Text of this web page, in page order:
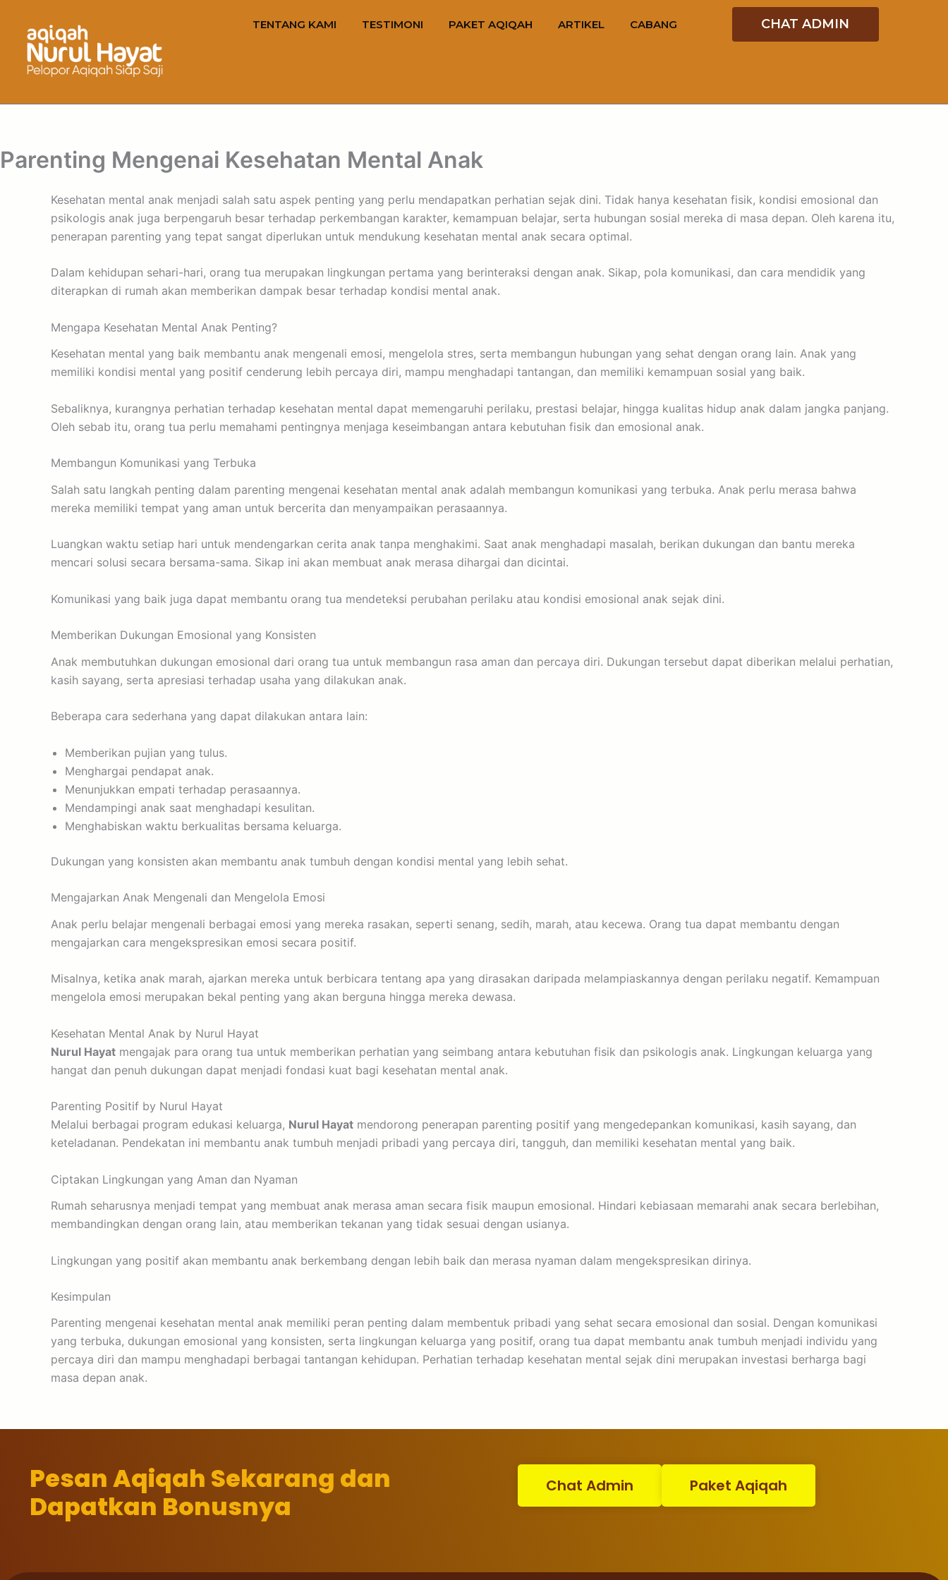
TENTANG KAMI TESTIMONI PAKET AQIQAH ARTIKEL CABANG CHAT ADMIN
Parenting Mengenai Kesehatan Mental Anak
Kesehatan mental anak menjadi salah satu aspek penting yang perlu mendapatkan perhatian sejak dini. Tidak hanya kesehatan fisik, kondisi emosional dan
psikologis anak juga berpengaruh besar terhadap perkembangan karakter, kemampuan belajar, serta hubungan sosial mereka di masa depan. Oleh karena itu,
penerapan parenting yang tepat sangat diperlukan untuk mendukung kesehatan mental anak secara optimal.
Dalam kehidupan sehari-hari, orang tua merupakan lingkungan pertama yang berinteraksi dengan anak. Sikap, pola komunikasi, dan cara mendidik yang
diterapkan di rumah akan memberikan dampak besar terhadap kondisi mental anak.
Mengapa Kesehatan Mental Anak Penting?
Kesehatan mental yang baik membantu anak mengenali emosi, mengelola stres, serta membangun hubungan yang sehat dengan orang lain. Anak yang
memiliki kondisi mental yang positif cenderung lebih percaya diri, mampu menghadapi tantangan, dan memiliki kemampuan sosial yang baik.
Sebaliknya, kurangnya perhatian terhadap kesehatan mental dapat memengaruhi perilaku, prestasi belajar, hingga kualitas hidup anak dalam jangka panjang.
Oleh sebab itu, orang tua perlu memahami pentingnya menjaga keseimbangan antara kebutuhan fisik dan emosional anak.
Membangun Komunikasi yang Terbuka
Salah satu langkah penting dalam parenting mengenai kesehatan mental anak adalah membangun komunikasi yang terbuka. Anak perlu merasa bahwa
mereka memiliki tempat yang aman untuk bercerita dan menyampaikan perasaannya.
Luangkan waktu setiap hari untuk mendengarkan cerita anak tanpa menghakimi. Saat anak menghadapi masalah, berikan dukungan dan bantu mereka
mencari solusi secara bersama-sama. Sikap ini akan membuat anak merasa dihargai dan dicintai.
Komunikasi yang baik juga dapat membantu orang tua mendeteksi perubahan perilaku atau kondisi emosional anak sejak dini.
Memberikan Dukungan Emosional yang Konsisten
Anak membutuhkan dukungan emosional dari orang tua untuk membangun rasa aman dan percaya diri. Dukungan tersebut dapat diberikan melalui perhatian,
kasih sayang, serta apresiasi terhadap usaha yang dilakukan anak.
Beberapa cara sederhana yang dapat dilakukan antara lain:
Memberikan pujian yang tulus.
Menghargai pendapat anak.
Menunjukkan empati terhadap perasaannya.
Mendampingi anak saat menghadapi kesulitan.
Menghabiskan waktu berkualitas bersama keluarga.
Dukungan yang konsisten akan membantu anak tumbuh dengan kondisi mental yang lebih sehat.
Mengajarkan Anak Mengenali dan Mengelola Emosi
Anak perlu belajar mengenali berbagai emosi yang mereka rasakan, seperti senang, sedih, marah, atau kecewa. Orang tua dapat membantu dengan
mengajarkan cara mengekspresikan emosi secara positif.
Misalnya, ketika anak marah, ajarkan mereka untuk berbicara tentang apa yang dirasakan daripada melampiaskannya dengan perilaku negatif. Kemampuan
mengelola emosi merupakan bekal penting yang akan berguna hingga mereka dewasa.
Kesehatan Mental Anak by Nurul Hayat
Nurul Hayat mengajak para orang tua untuk memberikan perhatian yang seimbang antara kebutuhan fisik dan psikologis anak. Lingkungan keluarga yang
hangat dan penuh dukungan dapat menjadi fondasi kuat bagi kesehatan mental anak.
Parenting Positif by Nurul Hayat
Melalui berbagai program edukasi keluarga, Nurul Hayat mendorong penerapan parenting positif yang mengedepankan komunikasi, kasih sayang, dan
keteladanan. Pendekatan ini membantu anak tumbuh menjadi pribadi yang percaya diri, tangguh, dan memiliki kesehatan mental yang baik.
Ciptakan Lingkungan yang Aman dan Nyaman
Rumah seharusnya menjadi tempat yang membuat anak merasa aman secara fisik maupun emosional. Hindari kebiasaan memarahi anak secara berlebihan,
membandingkan dengan orang lain, atau memberikan tekanan yang tidak sesuai dengan usianya.
Lingkungan yang positif akan membantu anak berkembang dengan lebih baik dan merasa nyaman dalam mengekspresikan dirinya.
Kesimpulan
Parenting mengenai kesehatan mental anak memiliki peran penting dalam membentuk pribadi yang sehat secara emosional dan sosial. Dengan komunikasi
yang terbuka, dukungan emosional yang konsisten, serta lingkungan keluarga yang positif, orang tua dapat membantu anak tumbuh menjadi individu yang
percaya diri dan mampu menghadapi berbagai tantangan kehidupan. Perhatian terhadap kesehatan mental sejak dini merupakan investasi berharga bagi
masa depan anak.
Pesan Aqiqah Sekarang dan
Dapatkan Bonusnya
Chat Admin Paket Aqiqah